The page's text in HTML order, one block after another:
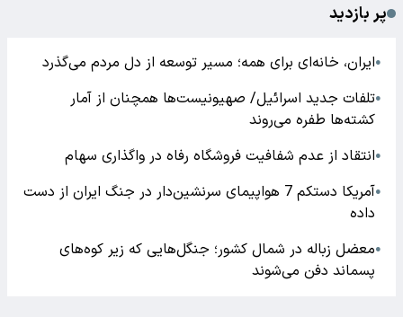
پر بازدید
●ایران، خانه‌ای برای همه؛ مسیر توسعه از دل مردم می‌گذرد
●تلفات جدید اسرائیل/ صهیونیست‌ها همچنان از آمار
کشته‌ها طفره می‌روند
●انتقاد از عدم شفافیت فروشگاه رفاه در واگذاری سهام
●
آمریکا دستکم 7 هواپیمای سرنشین‌دار در جنگ ایران از دست
داده
●معضل زباله در شمال کشور؛ جنگل‌هایی که زیر کوه‌های
پسماند دفن می‌شوند